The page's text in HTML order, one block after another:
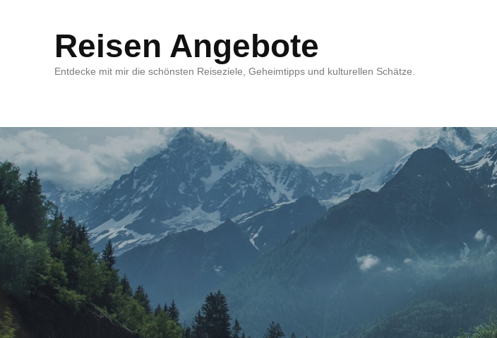
Reisen Angebote
Entdecke mit mir die schönsten Reiseziele, Geheimtipps und kulturellen Schätze.